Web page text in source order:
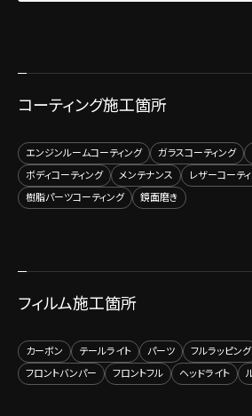
コーティング施工箇所
エンジンルームコーティング ガラスコーティング
ボディコーティング
メンテナンス
レザーコーテ
樹脂パーツコーティング
鏡面磨き
フィルム施工箇所
カーボン テールライト パーツ フルラッピング
フロントバンパー
フロントフル ヘッドライト